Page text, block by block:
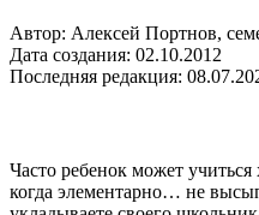
Автор: Алексей Портнов,
Дата создания: 02.10.2012
Последняя редакция:
Часто ребенок может учиться
когда элементарно… не